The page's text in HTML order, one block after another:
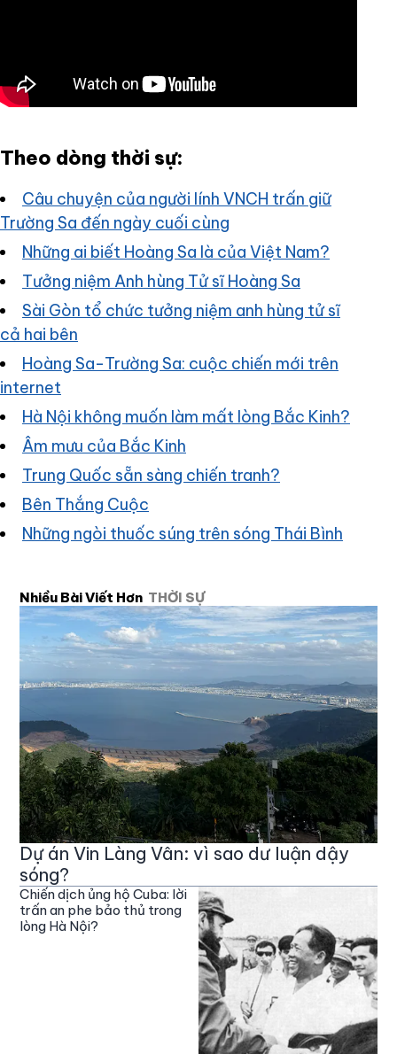
Theo dòng thời sự:
Câu chuyện của người lính VNCH trấn giữ
Trường Sa đến ngày cuối cùng
Những ai biết Hoàng Sa là của Việt Nam?
Tưởng niệm Anh hùng Tử sĩ Hoàng Sa
Sài Gòn tổ chức tưởng niệm anh hùng tử sĩ
cả hai bên
Hoàng Sa-Trường Sa: cuộc chiến mới trên
internet
Hà Nội không muốn làm mất lòng Bắc Kinh?
Âm mưu của Bắc Kinh
Trung Quốc sẵn sàng chiến tranh?
Bên Thắng Cuộc
Những ngòi thuốc súng trên sóng Thái Bình
Nhiều Bài Viết Hơn THỜI SỰ
Dự án Vin Làng Vân: vì sao dư luận dậy
sóng?
Chiến dịch ủng hộ Cuba: lời
trấn an phe bảo thủ trong
lòng Hà Nội?